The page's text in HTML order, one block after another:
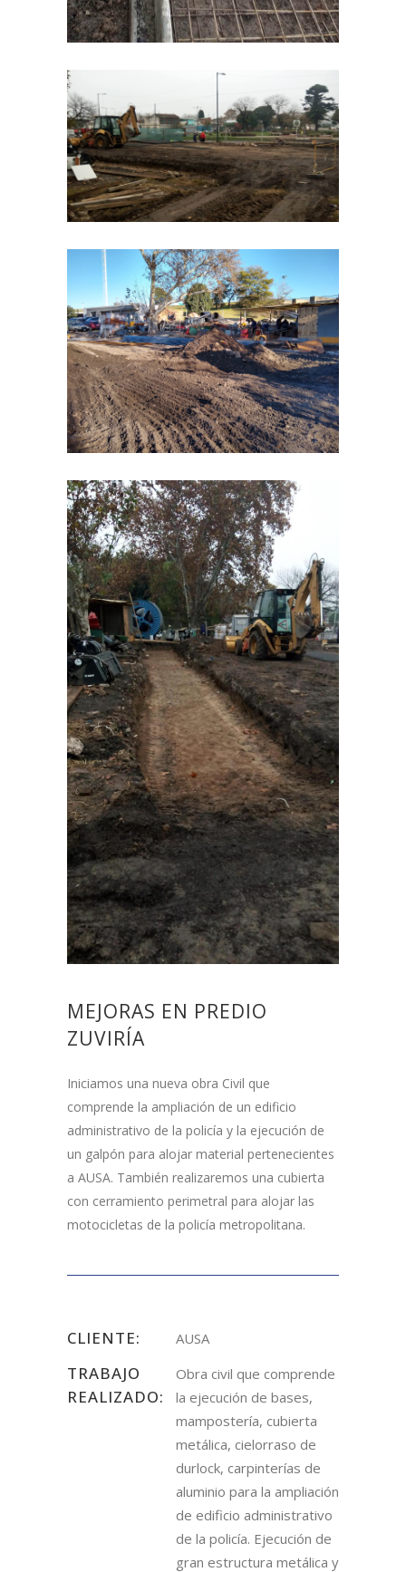
MEJORAS EN PREDIO
ZUVIRÍA
Iniciamos una nueva obra Civil que
comprende la ampliación de un edificio
administrativo de la policía y la ejecución de
un galpón para alojar material pertenecientes
a AUSA. También realizaremos una cubierta
con cerramiento perimetral para alojar las
motocicletas de la policía metropolitana.
CLIENTE: AUSA
TRABAJO
REALIZADO:
Obra civil que comprende
la ejecución de bases,
mampostería, cubierta
metálica, cielorraso de
durlock, carpinterías de
aluminio para la ampliación
de edificio administrativo
de la policía. Ejecución de
gran estructura metálica y